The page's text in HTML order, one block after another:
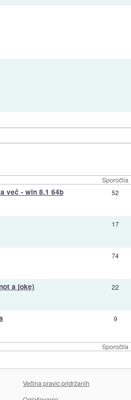
Sporočila
Sporočila
več - win 8.1 64b 52
17
74
a joke) 22
9
Večina pravic pridržanih